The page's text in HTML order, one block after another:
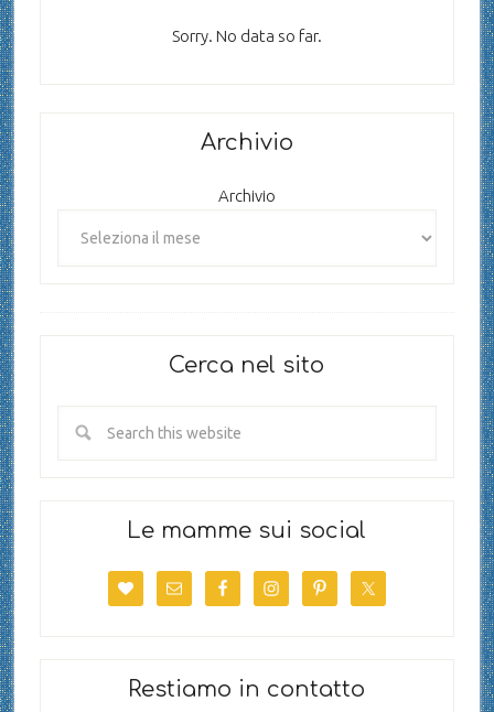
Sorry. No data so far.
Archivio
Archivio
Cerca nel sito
Le mamme sui social
Restiamo in contatto